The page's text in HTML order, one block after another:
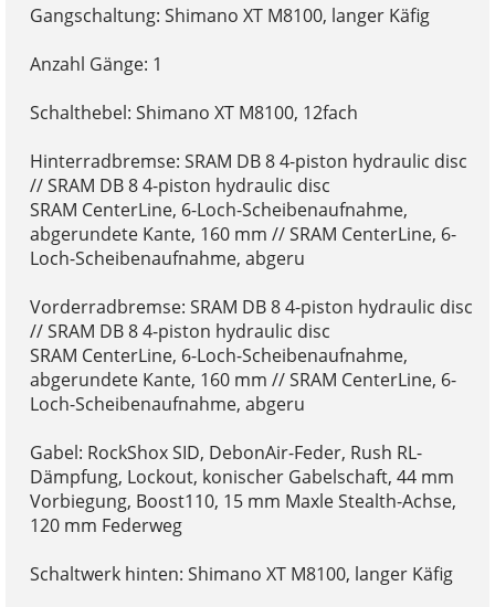
Gangschaltung: Shimano XT M8100, langer Käfig
Anzahl Gänge: 1
Schalthebel: Shimano XT M8100, 12fach
Hinterradbremse: SRAM DB 8 4-piston hydraulic disc
// SRAM DB 8 4-piston hydraulic disc
SRAM CenterLine, 6-Loch-Scheibenaufnahme,
abgerundete Kante, 160 mm // SRAM CenterLine, 6-
Loch-Scheibenaufnahme, abgeru
Vorderradbremse: SRAM DB 8 4-piston hydraulic disc
// SRAM DB 8 4-piston hydraulic disc
SRAM CenterLine, 6-Loch-Scheibenaufnahme,
abgerundete Kante, 160 mm // SRAM CenterLine, 6-
Loch-Scheibenaufnahme, abgeru
Gabel: RockShox SID, DebonAir-Feder, Rush RL-
Dämpfung, Lockout, konischer Gabelschaft, 44 mm
Vorbiegung, Boost110, 15 mm Maxle Stealth-Achse,
120 mm Federweg
Schaltwerk hinten: Shimano XT M8100, langer Käfig